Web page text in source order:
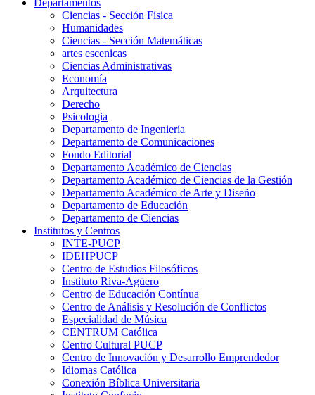
Departamentos
Ciencias - Sección Física
Humanidades
Ciencias - Sección Matemáticas
artes escenicas
Ciencias Administrativas
Economía
Arquitectura
Derecho
Psicologia
Departamento de Ingeniería
Departamento de Comunicaciones
Fondo Editorial
Departamento Académico de Ciencias
Departamento Académico de Ciencias de la Gestión
Departamento Académico de Arte y Diseño
Departamento de Educación
Departamento de Ciencias
Institutos y Centros
INTE-PUCP
IDEHPUCP
Centro de Estudios Filosóficos
Instituto Riva-Agüero
Centro de Educación Contínua
Centro de Análisis y Resolución de Conflictos
Especialidad de Música
CENTRUM Católica
Centro Cultural PUCP
Centro de Innovación y Desarrollo Emprendedor
Idiomas Católica
Conexión Bíblica Universitaria